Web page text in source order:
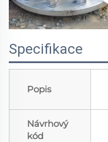
Specifikace
Popis
Návrhový
kód